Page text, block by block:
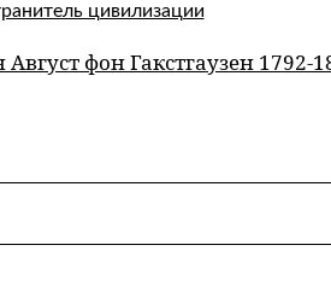
фон Гакстгаузен 1792-